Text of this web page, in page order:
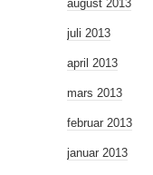
august 2013
juli 2013
april 2013
mars 2013
februar 2013
januar 2013